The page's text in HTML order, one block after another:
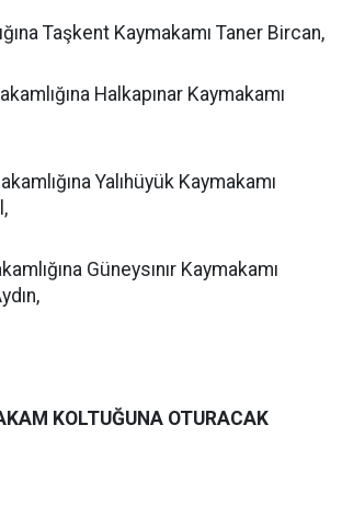
Taşkent Kaymakamı Taner Bircan,
Halkapınar Kaymakamı
Yalıhüyük Kaymakamı
Güneysınır Kaymakamı
KOLTUĞUNA OTURACAK